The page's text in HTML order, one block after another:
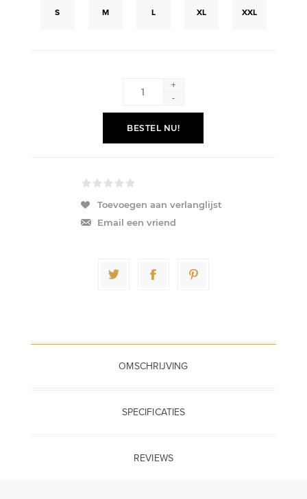
S M L XL XXL
+
-
BESTEL NU!
Toevoegen aan verlanglijst
Email een vriend
OMSCHRIJVING
SPECIFICATIES
REVIEWS